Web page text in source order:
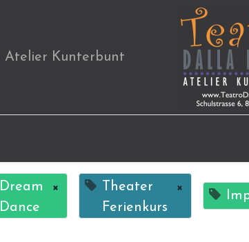
Atelier Kunterbunt
Dream
Dance
×
Theater
Ferienkurs
×